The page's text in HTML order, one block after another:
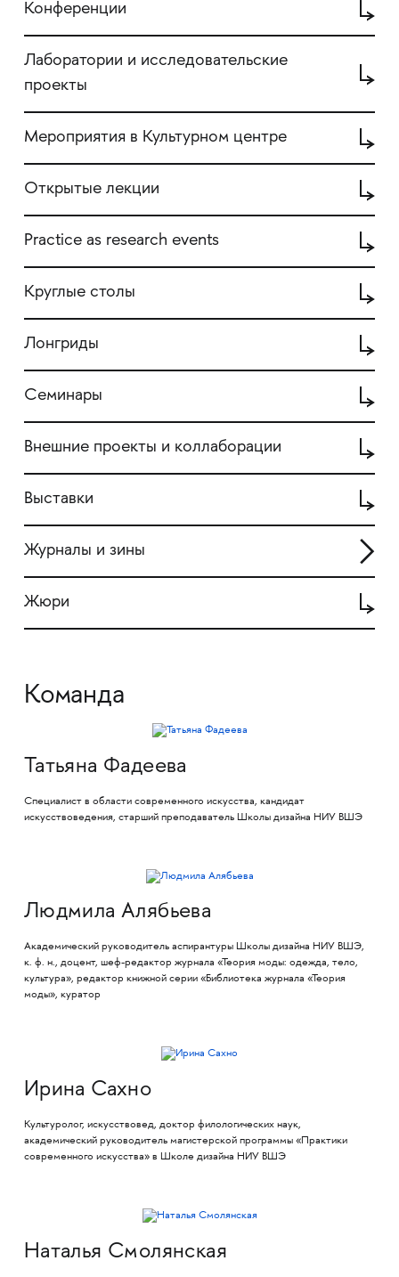
Конференции
Лаборатории и исследовательские
проекты
Мероприятия в Культурном центре
Открытые лекции
Practice as research events
Круглые столы
Лонгриды
Семинары
Внешние проекты и коллаборации
Выставки
Журналы и зины
Жюри
Команда
Татьяна Фадеева
Специалист в области современного искусства, кандидат
искусствоведения, старший преподаватель Школы дизайна НИУ ВШЭ
Людмила Алябьева
Академический руководитель аспирантуры Школы дизайна НИУ ВШЭ,
к. ф. н., доцент, шеф-редактор журнала «Теория моды: одежда, тело,
культура», редактор книжной серии «Библиотека журнала «Теория
моды», куратор
Ирина Сахно
Культуролог, искусствовед, доктор филологических наук,
академический руководитель магистерской программы «Практики
современного искусства» в Школе дизайна НИУ ВШЭ
Наталья Смолянская